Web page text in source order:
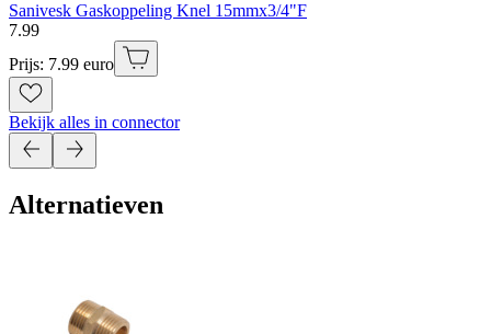
Sanivesk Gaskoppeling Knel 15mmx3/4"F
7.99
Prijs: 7.99 euro
Bekijk alles in connector
Alternatieven